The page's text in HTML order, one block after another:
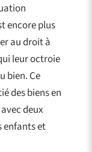
encore plus
au droit à
leur octroie
bien. Ce
des biens en
deux
enfants et